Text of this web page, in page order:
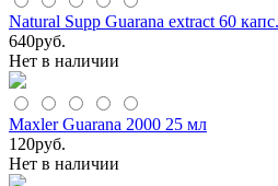
Natural Supp Guarana extract 60 капс.
640руб.
Нет в наличии
Maxler Guarana 2000 25 мл
120руб.
Нет в наличии